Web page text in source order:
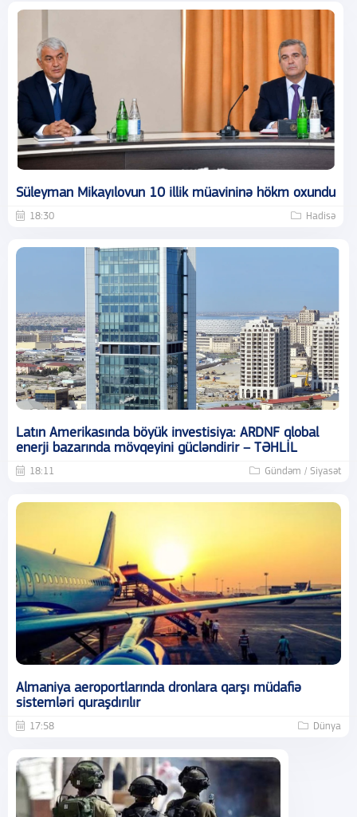
Süleyman Mikayılovun 10 illik müavininə hökm oxundu
18:30 Hadisə
Latın Amerikasında böyük investisiya: ARDNF qlobal
enerji bazarında mövqeyini gücləndirir – TƏHLİL
18:11 Gündəm / Siyasət
Almaniya aeroportlarında dronlara qarşı müdafiə
sistemləri quraşdırılır
17:58 Dünya